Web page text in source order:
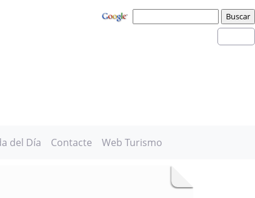
del Día Contacte Web Turismo